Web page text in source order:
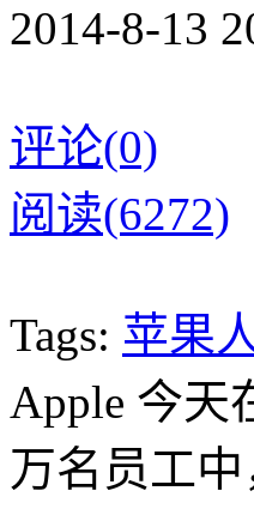
2014-8-13
评论(0)
阅读(6272)
Tags: 苹果
Apple 今天
万名员工